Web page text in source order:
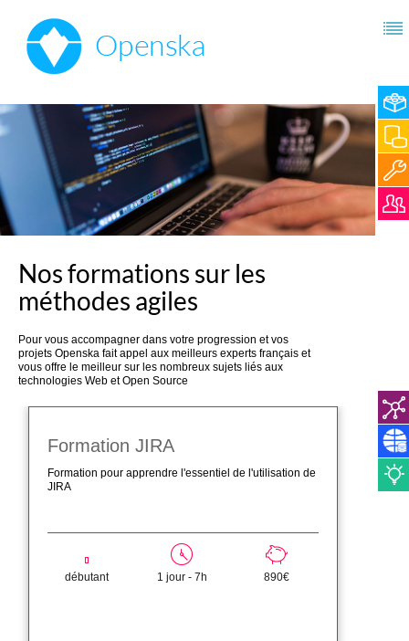
Nos formations sur les
méthodes agiles
Pour vous accompagner dans votre progression et vos
projets Openska fait appel aux meilleurs experts français et
vous offre le meilleur sur les nombreux sujets liés aux
technologies Web et Open Source
Formation JIRA
Formation pour apprendre l'essentiel de l'utilisation de
JIRA
débutant 1 jour - 7h 890€